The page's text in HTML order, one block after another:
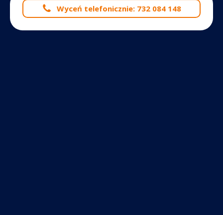
Wyceń telefonicznie: 732 084 148